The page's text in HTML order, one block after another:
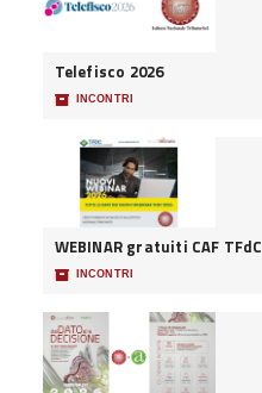
Telefisco 2026
📦 INCONTRI
WEBINAR gratuiti CAF TFdC
📦 INCONTRI